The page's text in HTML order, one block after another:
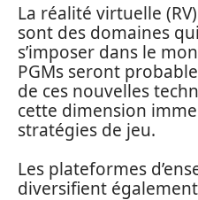
La réalité virtuelle
sont des domaines
s’imposer dans le
PGMs seront
de ces nouvelles
cette dimension
stratégies de jeu.
Les plateformes
diversifient